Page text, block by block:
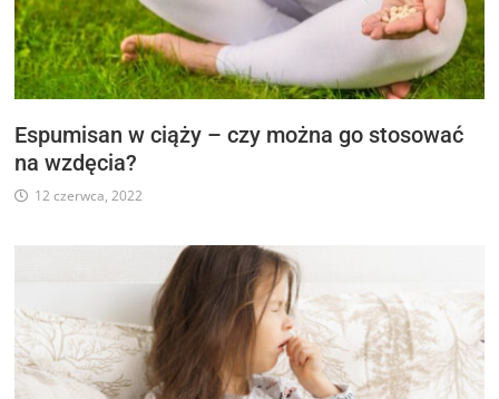
Espumisan w ciąży – czy można go stosować
na wzdęcia?
12 czerwca, 2022